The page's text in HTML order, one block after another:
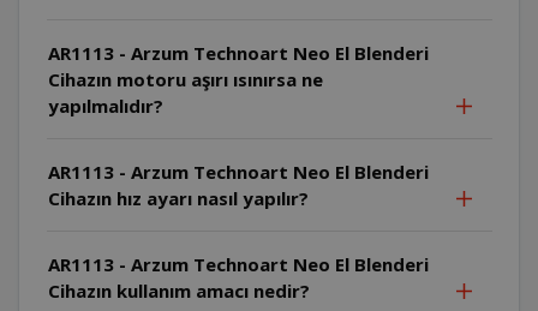
AR1113 - Arzum Technoart Neo El Blenderi
Cihazın motoru aşırı ısınırsa ne
yapılmalıdır?
AR1113 - Arzum Technoart Neo El Blenderi
Cihazın hız ayarı nasıl yapılır?
AR1113 - Arzum Technoart Neo El Blenderi
Cihazın kullanım amacı nedir?